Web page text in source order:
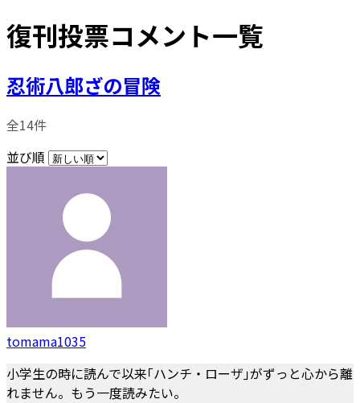
復刊投票コメント一覧
忍術八郎ざの冒険
全14件
並び順
tomama1035
小学生の時に読んで以来｢ハンチ・ローザ｣がずっと心から離
れません。もう一度読みたい。